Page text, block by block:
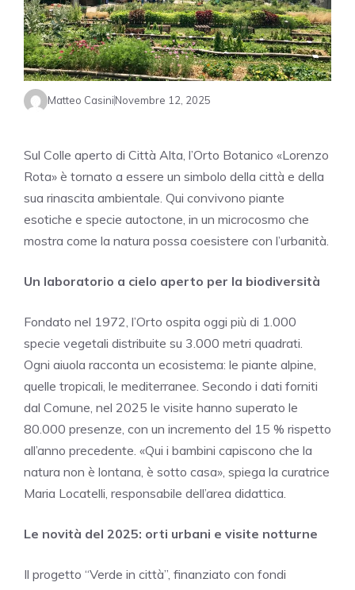
Matteo CasiniNovembre 12, 2025
Sul Colle aperto di Città Alta, l’Orto Botanico «Lorenzo
Rota» è tornato a essere un simbolo della città e della
sua rinascita ambientale. Qui convivono piante
esotiche e specie autoctone, in un microcosmo che
mostra come la natura possa coesistere con l’urbanità.
Un laboratorio a cielo aperto per la biodiversità
Fondato nel 1972, l’Orto ospita oggi più di 1.000
specie vegetali distribuite su 3.000 metri quadrati.
Ogni aiuola racconta un ecosistema: le piante alpine,
quelle tropicali, le mediterranee. Secondo i dati forniti
dal Comune, nel 2025 le visite hanno superato le
80.000 presenze, con un incremento del 15 % rispetto
all’anno precedente. «Qui i bambini capiscono che la
natura non è lontana, è sotto casa», spiega la curatrice
Maria Locatelli, responsabile dell’area didattica.
Le novità del 2025: orti urbani e visite notturne
Il progetto “Verde in città”, finanziato con fondi